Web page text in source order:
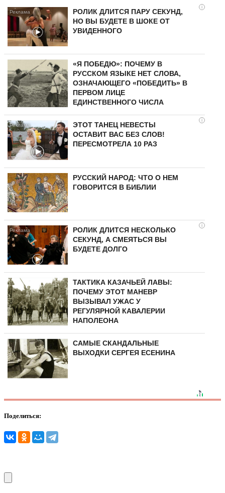
i
РОЛИК ДЛИТСЯ ПАРУ СЕКУНД,
НО ВЫ БУДЕТЕ В ШОКЕ ОТ
УВИДЕННОГО
«Я ПОБЕДЮ»: ПОЧЕМУ В
РУССКОМ ЯЗЫКЕ НЕТ СЛОВА,
ОЗНАЧАЮЩЕГО «ПОБЕДИТЬ» В
ПЕРВОМ ЛИЦЕ
ЕДИНСТВЕННОГО ЧИСЛА
i
ЭТОТ ТАНЕЦ НЕВЕСТЫ
ОСТАВИТ ВАС БЕЗ СЛОВ!
ПЕРЕСМОТРЕЛА 10 РАЗ
РУССКИЙ НАРОД: ЧТО О НЕМ
ГОВОРИТСЯ В БИБЛИИ
i
РОЛИК ДЛИТСЯ НЕСКОЛЬКО
СЕКУНД, А СМЕЯТЬСЯ ВЫ
БУДЕТЕ ДОЛГО
ТАКТИКА КАЗАЧЬЕЙ ЛАВЫ:
ПОЧЕМУ ЭТОТ МАНЕВР
ВЫЗЫВАЛ УЖАС У
РЕГУЛЯРНОЙ КАВАЛЕРИИ
НАПОЛЕОНА
САМЫЕ СКАНДАЛЬНЫЕ
ВЫХОДКИ СЕРГЕЯ ЕСЕНИНА
Поделиться: